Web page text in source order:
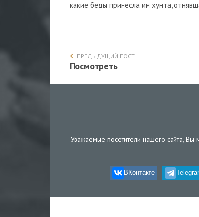
какие беды принесла им хунта,
ПРЕДЫДУЩИЙ ПОСТ
Посмотреть
Уважаемые посетители нашего сайта, Вы
ВКонтакте